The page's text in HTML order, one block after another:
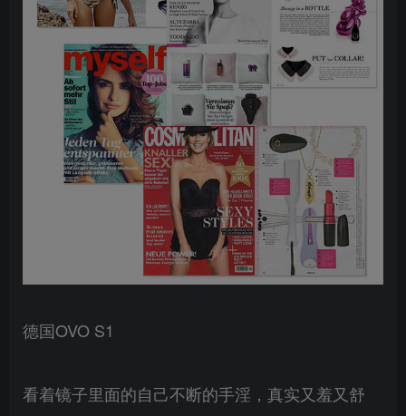
德国OVO S1
看着镜子里面的自己不断的手淫，真实又羞又舒